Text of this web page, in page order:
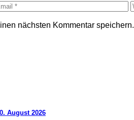
nächsten Kommentar speichern.
August 2026